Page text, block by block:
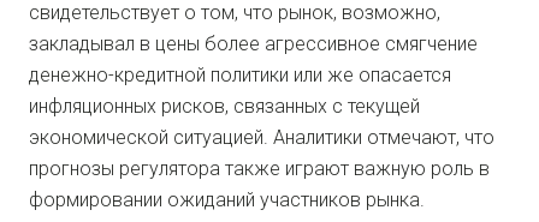
свидетельствует о том, что рынок, возможно,
закладывал в цены более агрессивное смягчение
денежно-кредитной политики или же опасается
инфляционных рисков, связанных с текущей
экономической ситуацией. Аналитики отмечают, что
прогнозы регулятора также играют важную роль в
формировании ожиданий участников рынка.